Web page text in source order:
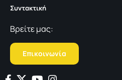
Συντακτική
Βρείτε μας:
Επικοινωνία